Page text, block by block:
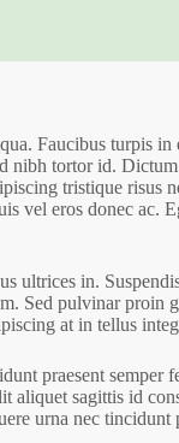
Faucibus turpis
nibh tortor id.
tristique risus
vel eros donec ac.
ultrices in.
Sed pulvinar proin
at in tellus
praesent
sagittis id
urna nec tincidunt